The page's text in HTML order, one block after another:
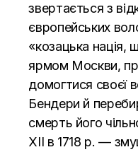
звертається з
європейських
«козацька нація,
ярмом Москви,
домогтися своєї
Бендери й
смерть його
ХІІ в 1718 р. —